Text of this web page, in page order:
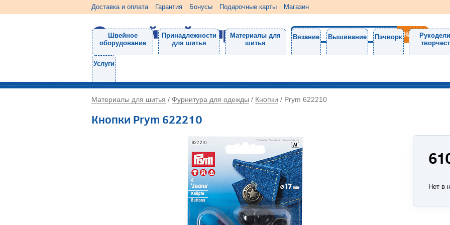
Доставка и оплата Гарантия Бонусы Подарочные карты Магазин
Швейное
оборудование
Принадлежности
для шитья
Материалы для
шитья
Вязание Вышивание Пэчворк
Услуги
Материалы для шитья / Фурнитура для одежды / Кнопки / Prym 622210
Кнопки Prym 622210
Нет в